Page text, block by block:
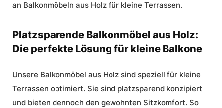
an Balkonmöbeln aus Holz für kleine Terrassen.
Platzsparende Balkonmöbel aus Holz:
Die perfekte Lösung für kleine Balkone
Unsere Balkonmöbel aus Holz sind speziell für kleine
Terrassen optimiert. Sie sind platzsparend konzipiert
und bieten dennoch den gewohnten Sitzkomfort. So